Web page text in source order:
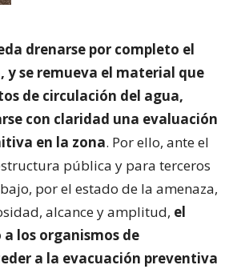
drenarse por completo el
y se remueva el material que
de circulación del agua,
con claridad una evaluación
en la zona. Por ello, ante el
pública y para terceros
por el estado de la amenaza,
alcance y amplitud, el
los organismos de
a la evacuación preventiva